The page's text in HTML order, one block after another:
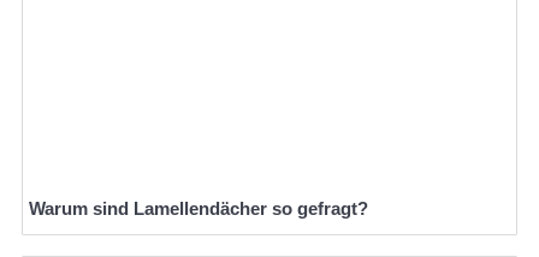
Warum sind Lamellendächer so gefragt?